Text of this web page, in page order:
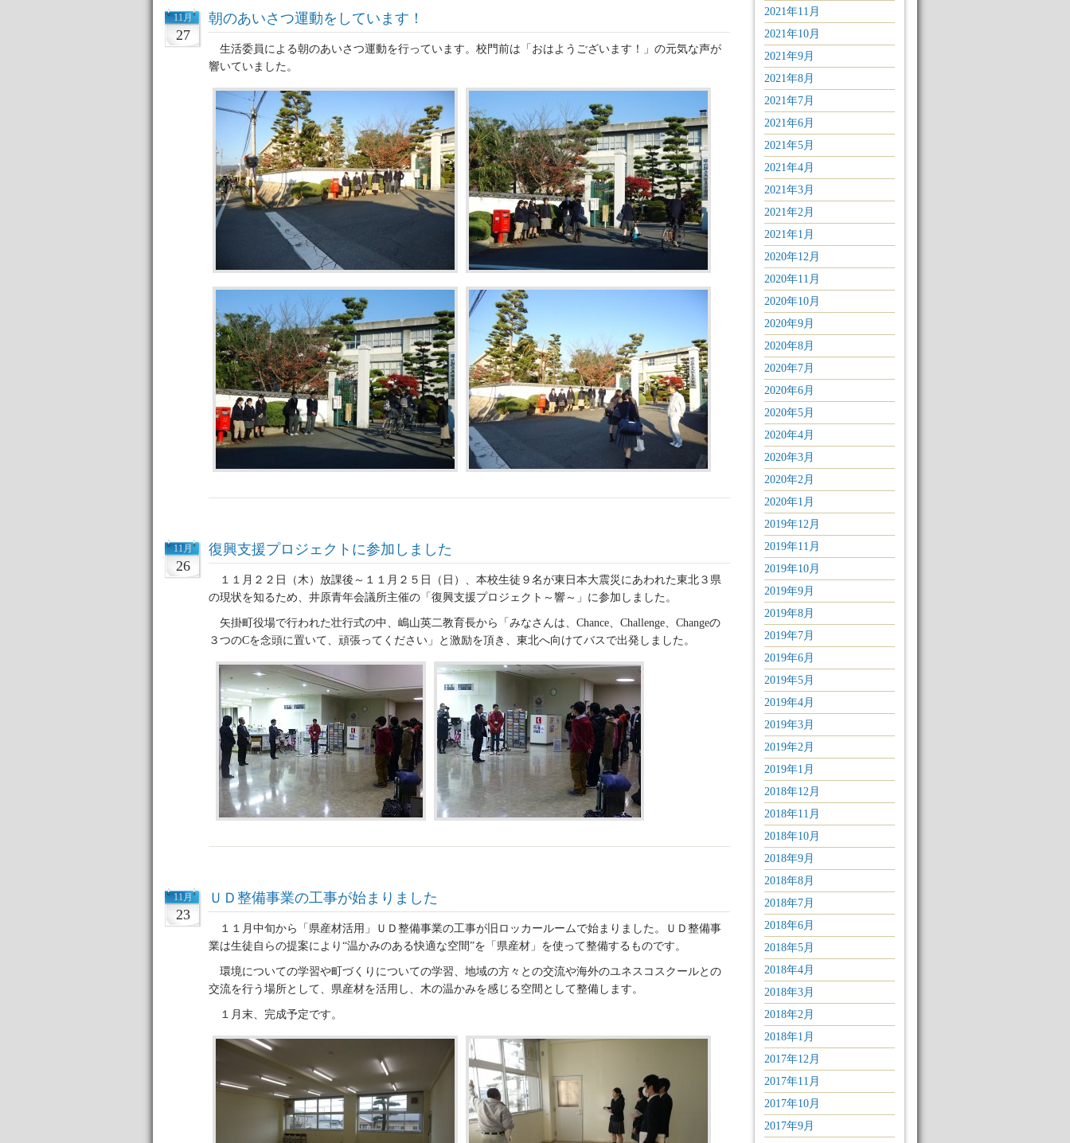
11月
27
朝のあいさつ運動をしています！
生活委員による朝のあいさつ運動を行っています。校門前は「おはようございます！」の元気な声が
響いていました。
11月
26
復興支援プロジェクトに参加しました
１１月２２日（木）放課後～１１月２５日（日）、本校生徒９名が東日本大震災にあわれた東北３県
の現状を知るため、井原青年会議所主催の「復興支援プロジェクト～響～」に参加しました。
矢掛町役場で行われた壮行式の中、嶋山英二教育長から「みなさんは、Chance、Challenge、Changeの
３つのCを念頭に置いて、頑張ってください」と激励を頂き、東北へ向けてバスで出発しました。
11月
23
ＵＤ整備事業の工事が始まりました
１１月中旬から「県産材活用」ＵＤ整備事業の工事が旧ロッカールームで始まりました。ＵＤ整備事
業は生徒自らの提案により“温かみのある快適な空間”を「県産材」を使って整備するものです。
環境についての学習や町づくりについての学習、地域の方々との交流や海外のユネスコスクールとの
交流を行う場所として、県産材を活用し、木の温かみを感じる空間として整備します。
１月末、完成予定です。
2021年11月
2021年10月
2021年9月
2021年8月
2021年7月
2021年6月
2021年5月
2021年4月
2021年3月
2021年2月
2021年1月
2020年12月
2020年11月
2020年10月
2020年9月
2020年8月
2020年7月
2020年6月
2020年5月
2020年4月
2020年3月
2020年2月
2020年1月
2019年12月
2019年11月
2019年10月
2019年9月
2019年8月
2019年7月
2019年6月
2019年5月
2019年4月
2019年3月
2019年2月
2019年1月
2018年12月
2018年11月
2018年10月
2018年9月
2018年8月
2018年7月
2018年6月
2018年5月
2018年4月
2018年3月
2018年2月
2018年1月
2017年12月
2017年11月
2017年10月
2017年9月